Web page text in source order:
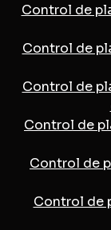
Control de
Control de
Control de
Control de
Control de
Control de